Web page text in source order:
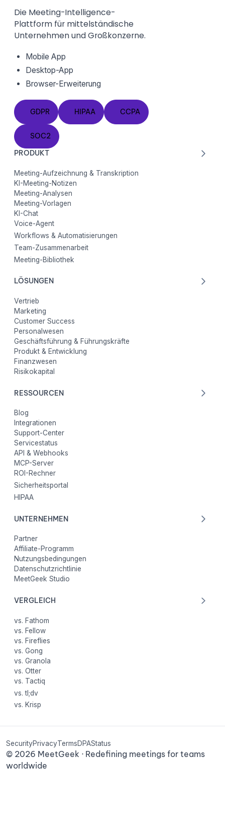
Die Meeting-Intelligence-
Plattform für mittelständische
Unternehmen und Großkonzerne.
Mobile App
Desktop-App
Browser-Erweiterung
GDPR
GDPR
HIPAA
HIPAA
CCPA
CCPA
SOC2
SOC2
PRODUKT
Meeting-Aufzeichnung & Transkription
KI-Meeting-Notizen
Meeting-Analysen
Meeting-Vorlagen
KI-Chat
Voice-Agent
Workflows & Automatisierungen
Team-Zusammenarbeit
Meeting-Bibliothek
LÖSUNGEN
Vertrieb
Marketing
Customer Success
Personalwesen
Geschäftsführung & Führungskräfte
Produkt & Entwicklung
Finanzwesen
Risikokapital
RESSOURCEN
Blog
Integrationen
Support-Center
Servicestatus
API & Webhooks
MCP-Server
ROI-Rechner
Sicherheitsportal
HIPAA
UNTERNEHMEN
Partner
Affiliate-Programm
Nutzungsbedingungen
Datenschutzrichtlinie
MeetGeek Studio
VERGLEICH
vs. Fathom
vs. Fellow
vs. Fireflies
vs. Gong
vs. Granola
vs. Otter
vs. Tactiq
vs. tl;dv
vs. Krisp
© 2026 MeetGeek · Redefining meetings for teams
worldwide
SecurityPrivacyTermsDPAStatus